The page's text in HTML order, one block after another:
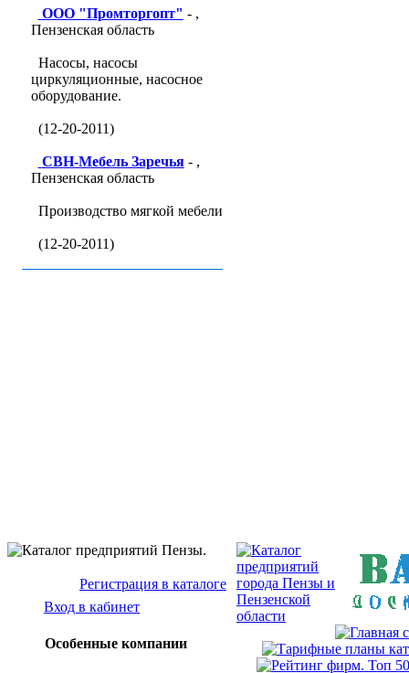
ООО "Промторгопт" - ,
Пензенская область
Насосы, насосы
циркуляционные, насосное
оборудование.
(12-20-2011)
СВН-Мебель Заречья- ,
Пензенская область
Производство мягкой мебели
(12-20-2011)
Регистрация в каталоге
Вход в кабинет
Особенные компании